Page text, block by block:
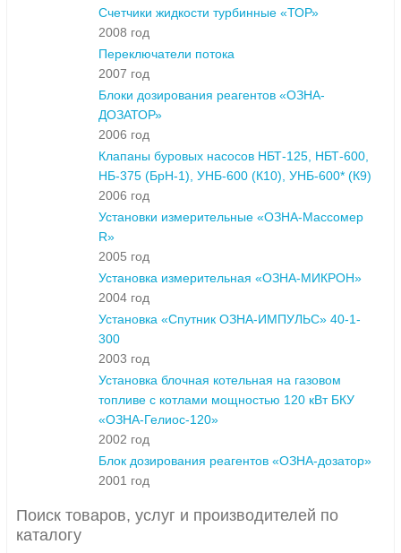
Счетчики жидкости турбинные «ТОР»
2008 год
Переключатели потока
2007 год
Блоки дозирования реагентов «ОЗНА-
ДОЗАТОР»
2006 год
Клапаны буровых насосов НБТ-125, НБТ-600,
НБ-375 (БрН-1), УНБ-600 (К10), УНБ-600* (К9)
2006 год
Установки измерительные «ОЗНА-Массомер
R»
2005 год
Установка измерительная «ОЗНА-МИКРОН»
2004 год
Установка «Спутник ОЗНА-ИМПУЛЬС» 40-1-
300
2003 год
Установка блочная котельная на газовом
топливе с котлами мощностью 120 кВт БКУ
«ОЗНА-Гелиос-120»
2002 год
Блок дозирования реагентов «ОЗНА-дозатор»
2001 год
Поиск товаров, услуг и производителей по
каталогу